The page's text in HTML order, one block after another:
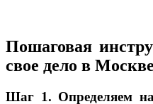
Пошаговая
свое дело в
Шаг 1. Определяем